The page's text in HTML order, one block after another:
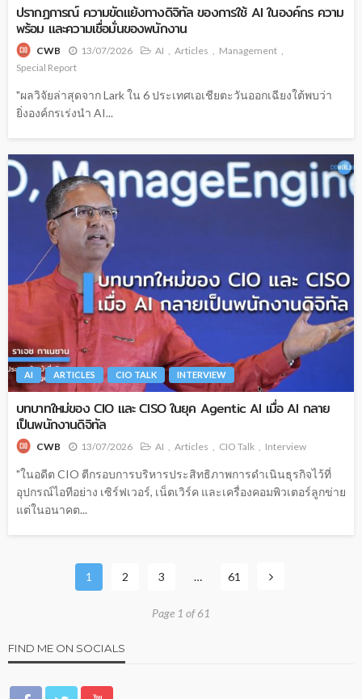
ปรากฏการณ์ ความขัดแย้งทางดิจิทัล ของการใช้ AI ในองค์​กร ความ
พร้อม และความเชื่อมั่นของพนักงาน
CWB 13/07/2026 AI Articles
Management
Special Report
"ผลวิจัยล่าสุดจาก Lark ใน 6 ประเทศเอเชียตะวันออกเฉียงใต้พบว่า
ยิ่งองค์กรเร่งนำ AI...
AI ARTICLES CIO TALK INTERVIEW
บทบาทใหม่ของ CIO และ CISO ในยุค Agentic AI เมื่อ AI กลาย
เป็นพนักงานดิจิทัล
CWB 13/07/2026 AI Articles CIO Talk Interview
"ในอดีต CIO ตีกรอบการบริหารประสิทธิภาพการดำเนินธุรกิจไว้ที่
อุปกรณ์ไอทีอย่าง เซิร์ฟเวอร์, เน็ตเวิร์ค และเครื่องคอมพิวเตอร์ลูกข่าย
แต่ในอนาคต...
1 2 3 … 61
Page 1 of 61
FIND ME ON SOCIALS